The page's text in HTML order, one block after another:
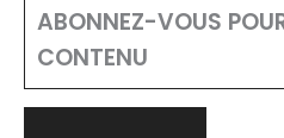
ABONNEZ-VOUS
CONTENU